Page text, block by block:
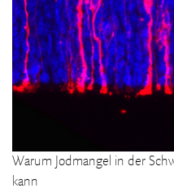
Warum Jodmangel in der
kann